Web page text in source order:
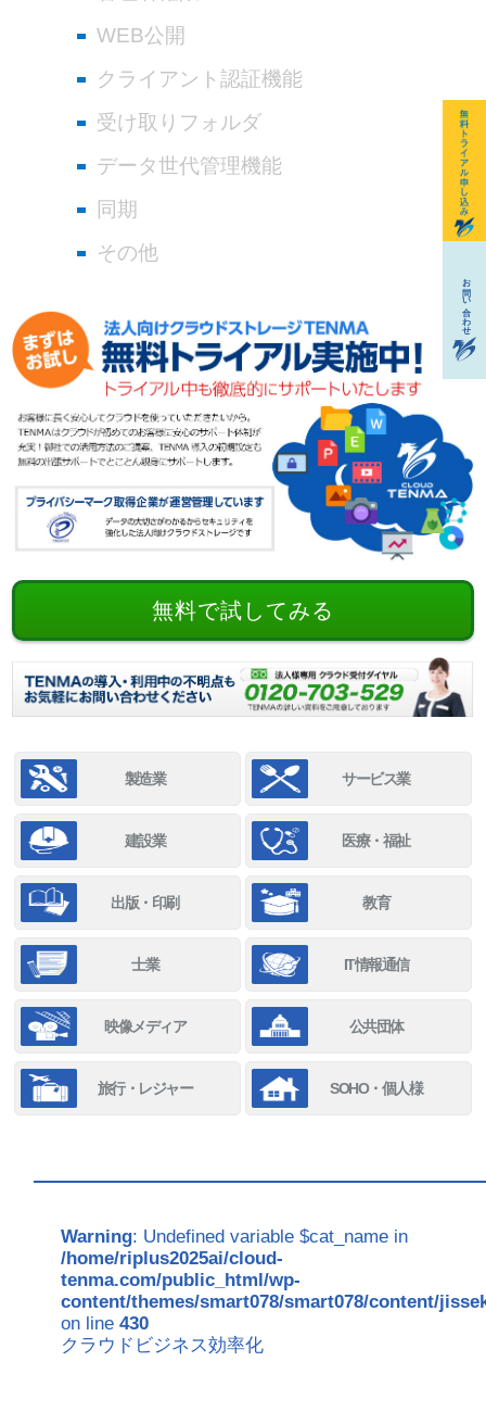
WEB公開
クライアント認証機能
受け取りフォルダ
データ世代管理機能
同期
その他
無料で試してみる
製造業 サービス業
建設業 医療・福祉
出版・印刷 教育
士業 IT情報通信
映像メディア 公共団体
旅行・レジャー SOHO・個人様
Warning: Undefined variable $cat_name in
/home/riplus2025ai/cloud-
tenma.com/public_html/wp-
content/themes/smart078/smart078/content/
on line430
クラウドビジネス効率化